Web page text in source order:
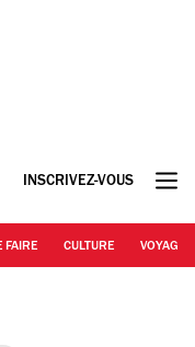
INSCRIVEZ-VOUS
FAIRE CULTURE VOYAGE